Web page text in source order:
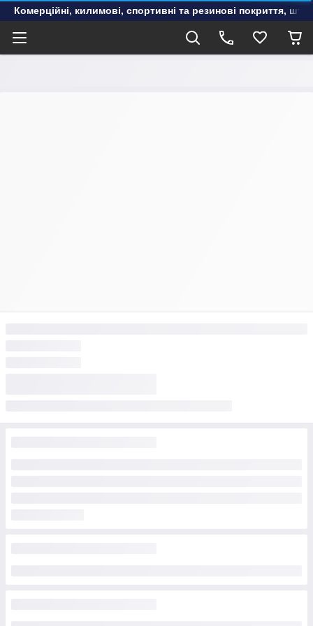
Комерційні, килимові, спортивні та резинові покриття,